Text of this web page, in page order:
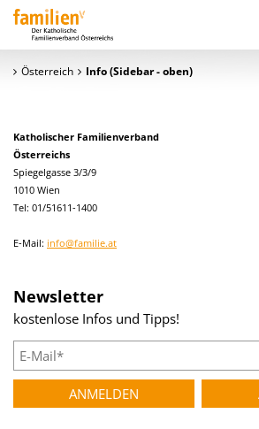
Österreich Info (Sidebar - oben)
Katholischer Familienverband
Österreichs
Spiegelgasse 3/3/9
1010 Wien
Tel: 01/51611-1400
E-Mail: info@familie.at
Newsletter
kostenlose Infos und Tipps!